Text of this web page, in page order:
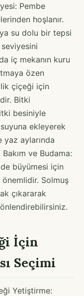
Pembe
hoşlanır.
su dolu bir tepsi
iç mekanın kuru
özen
çiçeği için
Bitki
besiniyle
ekleyerek
aylarında
ve Budama:
büyümesi için
Solmuş
çıkararak
İçin
Seçimi
Yetiştirme: